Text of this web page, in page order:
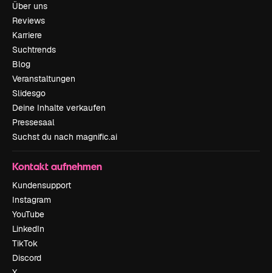
Über uns
Reviews
Karriere
Suchtrends
Blog
Veranstaltungen
Slidesgo
Deine Inhalte verkaufen
Pressesaal
Suchst du nach magnific.ai
Kontakt aufnehmen
Kundensupport
Instagram
YouTube
LinkedIn
TikTok
Discord